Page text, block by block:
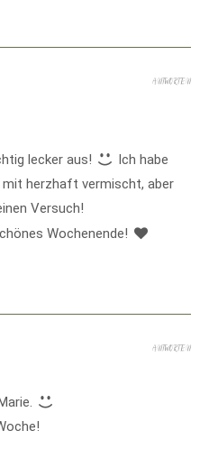
lecker aus!
Ich habe
herzhaft vermischt, aber
Versuch!
Wochenende!
ANTWORTEN
ANTWORTEN